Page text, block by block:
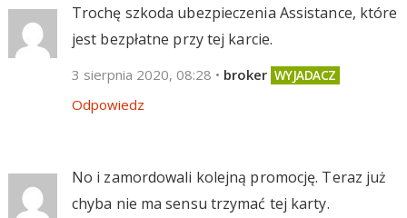
Trochę szkoda ubezpieczenia Assistance, które
jest bezpłatne przy tej karcie.
3 sierpnia 2020, 08:28 • broker
Odpowiedz
No i zamordowali kolejną promocję. Teraz już
chyba nie ma sensu trzymać tej karty.